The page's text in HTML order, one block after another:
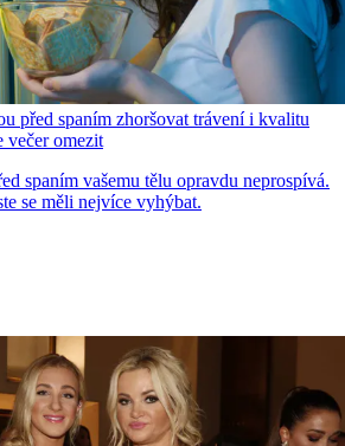
před spaním zhoršovat trávení i kvalitu
večer omezit
spaním vašemu tělu opravdu neprospívá.
se měli nejvíce vyhýbat.